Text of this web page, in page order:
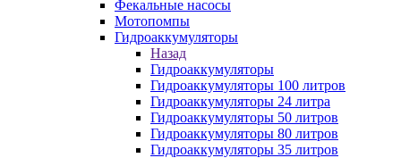
Фекальные насосы
Мотопомпы
Гидроаккумуляторы
Назад
Гидроаккумуляторы
Гидроаккумуляторы 100 литров
Гидроаккумуляторы 24 литра
Гидроаккумуляторы 50 литров
Гидроаккумуляторы 80 литров
Гидроаккумуляторы 35 литров